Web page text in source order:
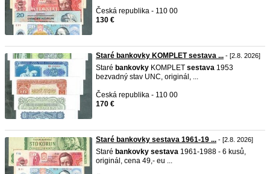
Česká republika - 110 00
130 €
Staré bankovky KOMPLET sestava ... - [2.8. 2026]
Staré bankovky KOMPLET sestava 1953
bezvadný stav UNC, originál, ...
Česká republika - 110 00
170 €
Staré bankovky sestava 1961-19 ... - [2.8. 2026]
Staré bankovky sestava 1961-1988 - 6 kusů,
originál, cena 49,- eu ...